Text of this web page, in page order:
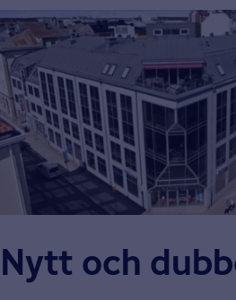
Nytt och